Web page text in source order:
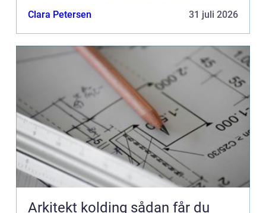
Clara Petersen 31 juli 2026
Arkitekt kolding sådan får du